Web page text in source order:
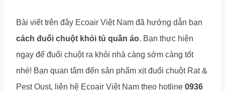
Bài viết trên đây Ecoair Việt Nam đã hướng dẫn bạn
cách đuổi chuột khỏi tủ quần áo. Bạn thực hiện
ngay để đuổi chuột ra khỏi nhà càng sớm càng tốt
nhé! Bạn quan tâm đến sản phẩm xịt đuổi chuột Rat &
Pest Oust, liên hệ Ecoair Việt Nam theo hotline 0936